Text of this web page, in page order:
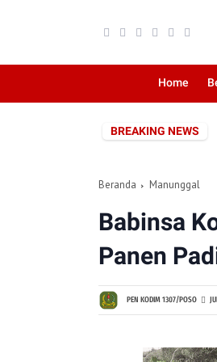
Home
BREAKING NEWS
LAHAN DEKAT PERKEBUNAN
Beranda Manunggal
Babinsa
Panen
PEN KODIM 1307/POSO